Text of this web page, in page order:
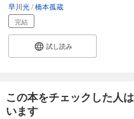
早川光 橋本孤蔵
完結
試し読み
この本をチェックした人
います